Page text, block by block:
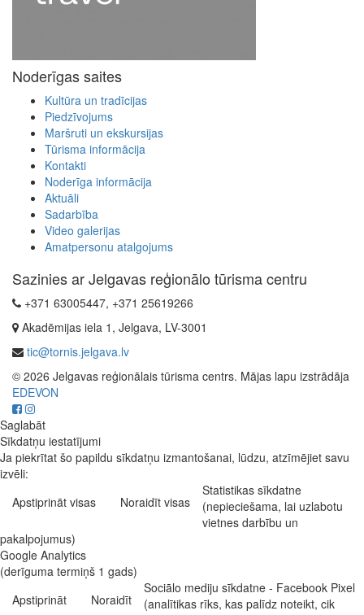
Noderīgas saites
Kultūra un tradīcijas
Piedzīvojums
Maršruti un ekskursijas
Tūrisma informācija
Kontakti
Noderīga informācija
Aktuāli
Sadarbība
Video galerijas
Amatpersonu atalgojums
Sazinies ar Jelgavas reģionālo tūrisma centru
+371 63005447, +371 25619266
Akadēmijas iela 1, Jelgava, LV-3001
tic@tornis.jelgava.lv
© 2026 Jelgavas reģionālais tūrisma centrs. Mājas lapu izstrādāja
EDEVON
Saglabāt
Sīkdatņu iestatījumi
Ja piekrītat šo papildu sīkdatņu izmantošanai, lūdzu, atzīmējiet savu
izvēli:
Apstiprināt visas
Noraidīt visas
Statistikas sīkdatne
(nepieciešama, lai uzlabotu
vietnes darbību un
pakalpojumus)
Google Analytics
(derīguma termiņš 1 gads)
Apstiprināt
Noraidīt
Sociālo mediju sīkdatne - Facebook Pixel
(analītikas rīks, kas palīdz noteikt, cik